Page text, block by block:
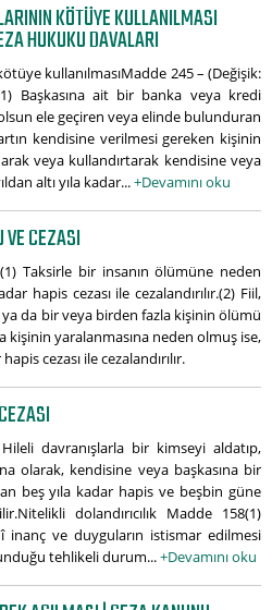
KÖTÜYE KULLANILMASI
HUKUKU DAVALARI
kullanılmasıMadde 245 – (Değişik:
Başkasına ait bir banka veya kredi
ele geçiren veya elinde bulunduran
kendisine verilmesi gereken kişinin
veya kullandırtarak kendisine veya
altı yıla kadar...+Devamını oku
CEZASI
Taksirle bir insanın ölümüne neden
hapis cezası ile cezalandırılır.(2) Fiil,
da bir veya birden fazla kişinin ölümü
kişinin yaralanmasına neden olmuş ise,
cezası ile cezalandırılır.
Hileli davranışlarla bir kimseyi aldatıp,
olarak, kendisine veya başkasına bir
beş yıla kadar hapis ve beşbin güne
dolandırıcılık Madde 158(1)
inanç ve duyguların istismar edilmesi
tehlikeli durum...+Devamını oku